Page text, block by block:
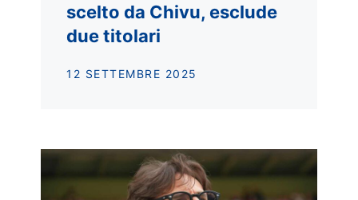
scelto da Chivu, esclude
due titolari
12 SETTEMBRE 2025